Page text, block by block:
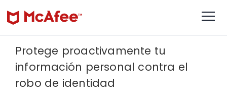
Protege proactivamente tu
información personal contra el
robo de identidad